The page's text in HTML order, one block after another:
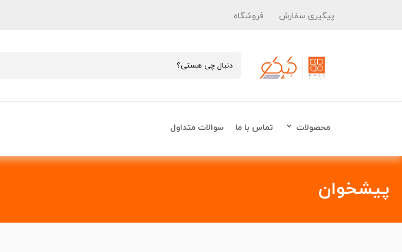
پیگیری سفارش فروشگاه
محصولات تماس با ما سوالات متداول
پیشخوان